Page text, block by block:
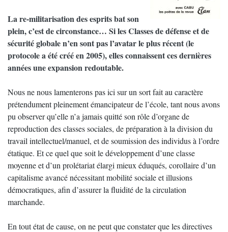
La re-militarisation des esprits bat son
plein, c’est de circonstance… Si les Classes de défense et de
sécurité globale n’en sont pas l’avatar le plus récent (le
protocole a été créé en 2005), elles connaissent ces dernières
années une expansion redoutable.
Nous ne nous lamenterons pas ici sur un sort fait au caractère
prétendument pleinement émancipateur de l’école, tant nous avons
pu observer qu’elle n’a jamais quitté son rôle d’organe de
reproduction des classes sociales, de préparation à la division du
travail intellectuel/manuel, et de soumission des individus à l’ordre
étatique. Et ce quel que soit le développement d’une classe
moyenne et d’un prolétariat élargi mieux éduqués, corollaire d’un
capitalisme avancé nécessitant mobilité sociale et illusions
démocratiques, afin d’assurer la fluidité de la circulation
marchande.
En tout état de cause, on ne peut que constater que les directives